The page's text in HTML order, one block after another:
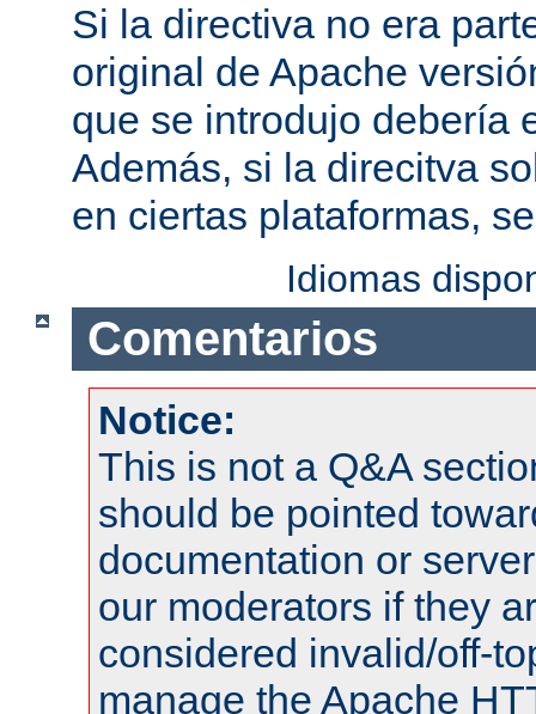
Si la directiva no era
original de Apache
que se introdujo debería
Además, si la direcitva
en ciertas plataformas,
Idiomas
Comentarios
Notice:
This is not a Q&A
should be pointed
documentation or
our moderators if they
considered invalid/off-
manage the Apache